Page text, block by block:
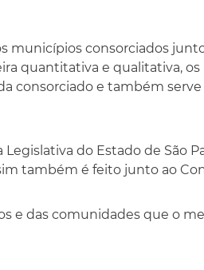
municípios consorciados
quantitativa e qualitativa,
consorciado e também
do Estado de São
também é feito junto ao
e das comunidades que o